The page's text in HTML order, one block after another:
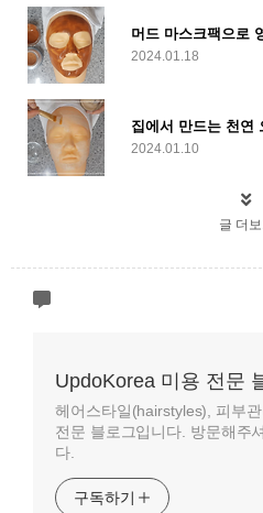
2024.01.18
2024.01.10
글 더보
UpdoKorea 미용 전문
헤어스타일(hairstyles), 피부
전문 블로그입니다. 방문해주
다.
구독하기